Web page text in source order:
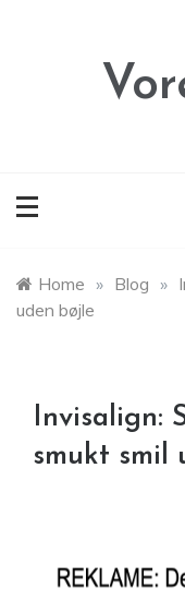
Home » Blog »
uden bøjle
Invisalign:
smukt smil